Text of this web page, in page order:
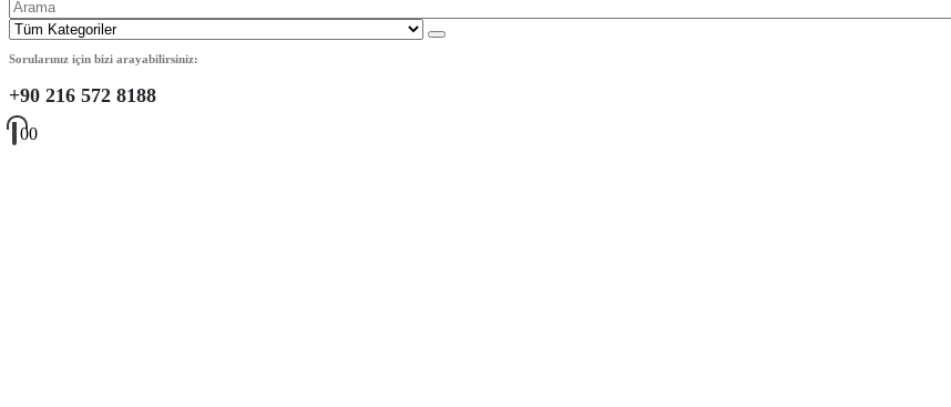
Sorularınız için bizi arayabilirsiniz:
+90 216 572 8188
00